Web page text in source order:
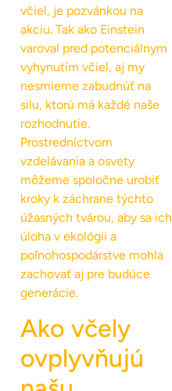
včiel, je pozvánkou na
akciu. Tak ako Einstein
varoval pred potenciálnym
vyhynutím včiel, aj my
nesmieme zabudnúť na
silu, ktorú má každé naše
rozhodnutie.
Prostredníctvom
vzdelávania a osvety
môžeme spoločne urobiť
kroky k záchrane týchto
úžasných tvárou, aby sa ich
úloha v ekológii a
poľnohospodárstve mohla
zachovať aj pre budúce
generácie.
Ako včely
ovplyvňujú